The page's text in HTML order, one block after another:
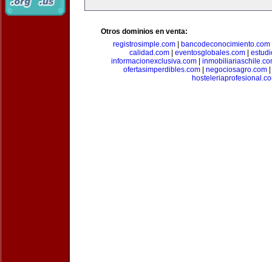
Otros dominios en venta:
registrosimple.com
bancodeconocimiento.com
calidad.com
eventosglobales.com
informacionexclusiva.com|
ofertasimperdibles.com
negociosagro.com